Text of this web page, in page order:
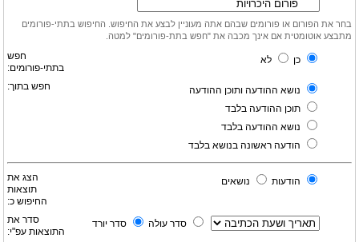
בחר את הפורום או פורומים שבהם אתה מעוניין לבצע את החיפוש. החיפוש בתתי-פורומים
מתבצע אוטומטית אם אינך מכבה את "חפש בתת-פורומים" למטה.
חפש
בתתי-פורומים:
כן לא
חפש בתוך:
נושא ההודעה ותוכן ההודעה
תוכן ההודעה בלבד
נושא ההודעה בלבד
הודעה ראשונה בנושא בלבד
הצג את
תוצאות
החיפוש כ:
הודעות נושאים
סדר את
התוצאות עפ"י:
סדר עולה סדר יורד